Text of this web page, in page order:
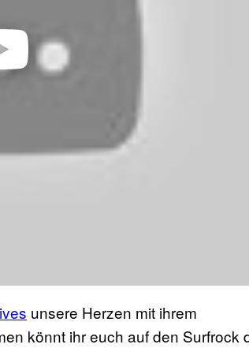
unsere Herzen mit ihrem
könnt ihr euch auf den Surfrock